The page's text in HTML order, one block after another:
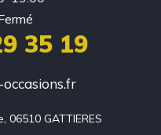
35 19
06510 GATTIERES